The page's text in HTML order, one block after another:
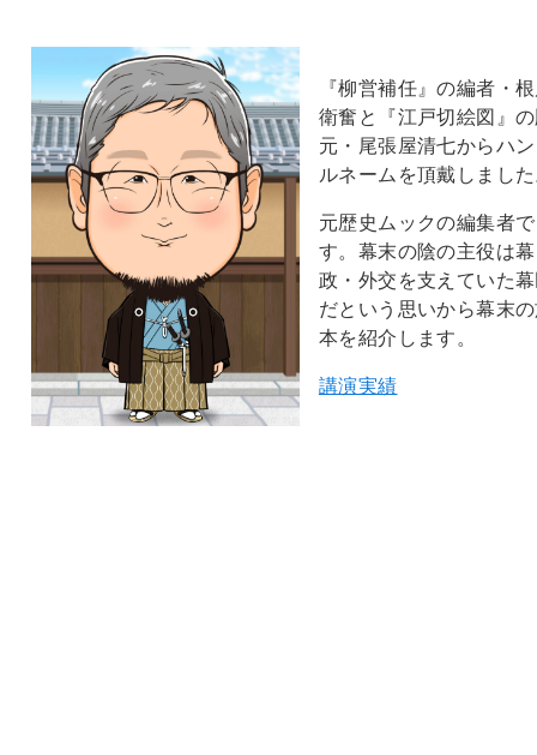
『柳営補任』の編者・
衛奮と『江戸切絵図』
元・尾張屋清七からハ
ルネームを頂戴しまし
元歴史ムックの編集者で
す。幕末の陰の主役は幕
政・外交を支えていた
だという思いから幕末
本を紹介します。
講演実績